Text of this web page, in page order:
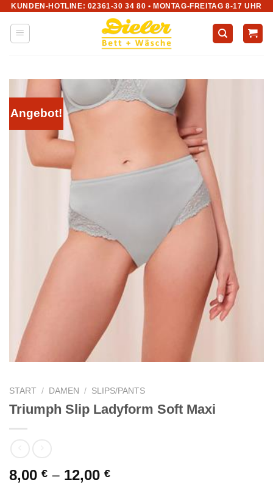
Zum
Inhalt
springen
KUNDEN-HOTLINE: 02361-30 34 80 • MONTAG-FREITAG 8-17 UHR
Angebot!
START / DAMEN / SLIPS/PANTS
Triumph Slip Ladyform Soft Maxi
8,00 € – 12,00 €